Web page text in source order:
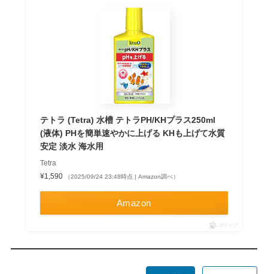
テトラ (Tetra) 水槽 テトラPH/KHプラス250ml
(液体) PHを簡単速やかに上げる KHも上げて水質
安定 淡水 海水用
Tetra
¥1,590
（2025/09/24 23:48時点 | Amazon調べ）
Amazon
ポチップ